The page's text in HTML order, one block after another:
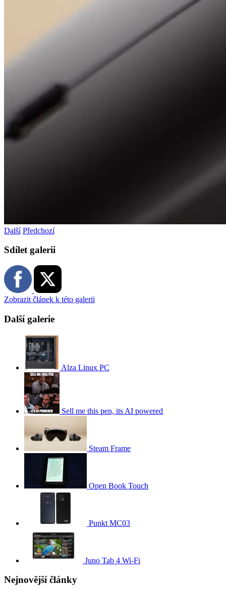
Další Předchozí
Sdílet galerii
Zobrazit článek k této galerii
Další galerie
Alza Linux PC
Sell me this pen, its AI powered
Steam Frame
Open Book Touch
Punkt MC03
Juno Tab 4 Wi-Fi
Nejnovější články